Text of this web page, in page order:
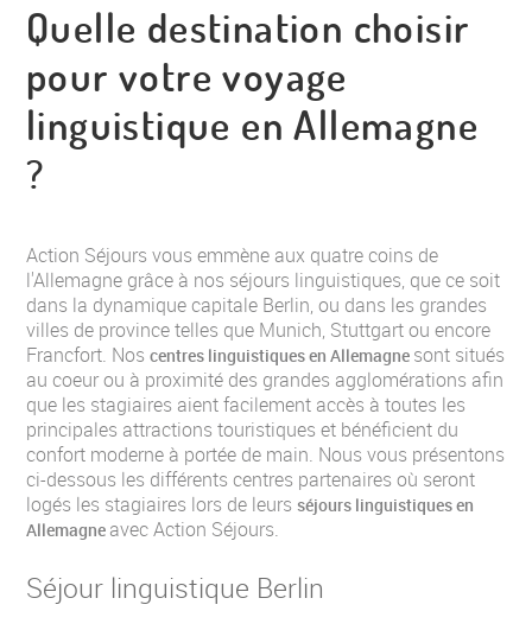
Quelle destination choisir
pour votre voyage
linguistique en Allemagne
?
Action Séjours vous emmène aux quatre coins de
l'Allemagne grâce à nos séjours linguistiques, que ce soit
dans la dynamique capitale Berlin, ou dans les grandes
villes de province telles que Munich, Stuttgart ou encore
Francfort. Nos centres linguistiques en Allemagne sont situés
au coeur ou à proximité des grandes agglomérations afin
que les stagiaires aient facilement accès à toutes les
principales attractions touristiques et bénéficient du
confort moderne à portée de main. Nous vous présentons
ci-dessous les différents centres partenaires où seront
logés les stagiaires lors de leurs séjours linguistiques en
Allemagne avec Action Séjours.
Séjour linguistique Berlin